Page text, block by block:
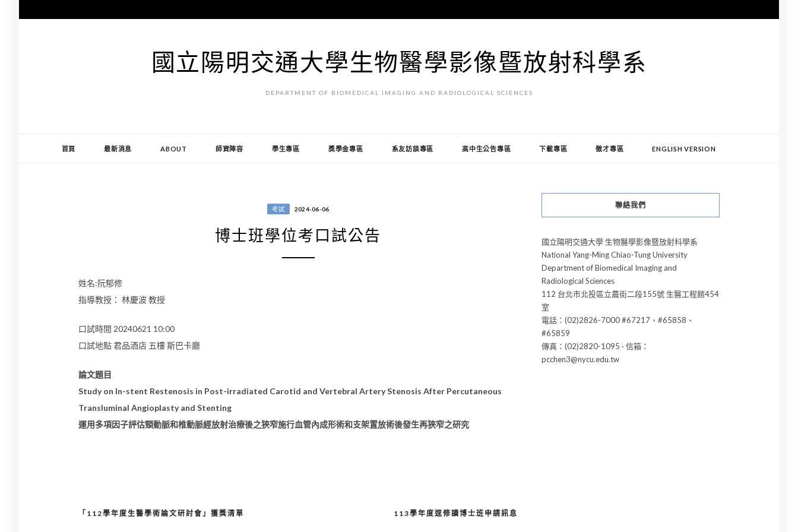
至
國立陽明交通大學生物醫學影像暨放射科學系
DEPARTMENT OF BIOMEDICAL IMAGING AND RADIOLOGICAL SCIENCES
首頁 最新消息 ABOUT 師資陣容 學生專區 獎學金專區 系友訪談專區 高中生公告專區 下載專區 徵才專區 ENGLISH VERSION
考試 2024-06-06
博士班學位考口試公告
姓名:阮郁修
指導教授： 林慶波 教授
口試時間 20240621 10:00
口試地點 君品酒店 五樓 斯巴卡廳
論文題目
Study on In-stent Restenosis in Post-irradiated Carotid and Vertebral Artery Stenosis After Percutaneous
Transluminal Angioplasty and Stenting
運用多項因子評估頸動脈和椎動脈經放射治療後之狹窄施行血管內成形術和支架置放術後發生再狹窄之研究
文
113學年度逕修讀博士班申請訊息
「112學年度生醫學術論文研討會」獲獎清單
聯絡我們
國立陽明交通大學 生物醫學影像暨放射科學系
National Yang-Ming Chiao-Tung University
Department of Biomedical Imaging and
Radiological Sciences
112 台北市北投區立農街二段155號 生醫工程館454
室
電話：(02)2826-7000 #67217、#65858、
#65859
傳真：(02)2820-1095 · 信箱：
pcchen3@nycu.edu.tw